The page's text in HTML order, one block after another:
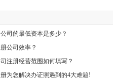
司的最低资本是多少？
公司效率？
注册经营范围如何填写？
为您解决办证照遇到的4大难题!